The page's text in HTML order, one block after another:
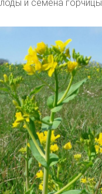
и семена горчицы